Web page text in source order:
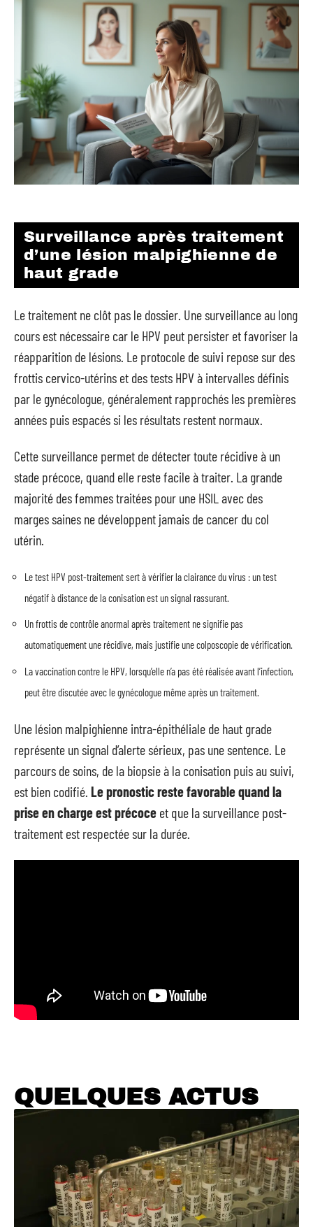
Surveillance après traitement
d’une lésion malpighienne de
haut grade
Le traitement ne clôt pas le dossier. Une surveillance au long
cours est nécessaire car le HPV peut persister et favoriser la
réapparition de lésions. Le protocole de suivi repose sur des
frottis cervico-utérins et des tests HPV à intervalles définis
par le gynécologue, généralement rapprochés les premières
années puis espacés si les résultats restent normaux.
Cette surveillance permet de détecter toute récidive à un
stade précoce, quand elle reste facile à traiter. La grande
majorité des femmes traitées pour une HSIL avec des
marges saines ne développent jamais de cancer du col
utérin.
Le test HPV post-traitement sert à vérifier la clairance du virus : un test
négatif à distance de la conisation est un signal rassurant.
Un frottis de contrôle anormal après traitement ne signifie pas
automatiquement une récidive, mais justifie une colposcopie de vérification.
La vaccination contre le HPV, lorsqu’elle n’a pas été réalisée avant l’infection,
peut être discutée avec le gynécologue même après un traitement.
Une lésion malpighienne intra-épithéliale de haut grade
représente un signal d’alerte sérieux, pas une sentence. Le
parcours de soins, de la biopsie à la conisation puis au suivi,
est bien codifié. Le pronostic reste favorable quand la
prise en charge est précoce et que la surveillance post-
traitement est respectée sur la durée.
QUELQUES ACTUS